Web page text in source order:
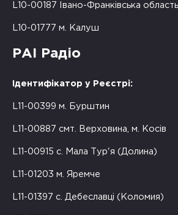
L10-00187 Івано-Франківська область
L10-01777 м. Калуш
РАІ Радіо
Ідентифікатор у Реєстрі:
L11-00399 м. Бурштин
L11-00887 смт. Верховина, м. Косів
L11-00915 с. Мала Тур'я (Долина)
L11-01203 м. Яремче
L11-01397 с. Дебеславці (Коломия)